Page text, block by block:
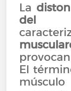
La
del
El